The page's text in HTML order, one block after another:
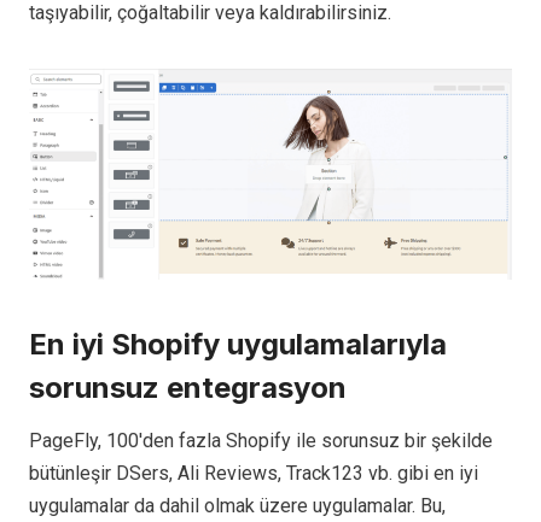
taşıyabilir, çoğaltabilir veya kaldırabilirsiniz.
En iyi Shopify uygulamalarıyla
sorunsuz entegrasyon
PageFly, 100'den fazla Shopify ile sorunsuz bir şekilde
bütünleşir DSers, Ali Reviews, Track123 vb. gibi en iyi
uygulamalar da dahil olmak üzere uygulamalar. Bu,